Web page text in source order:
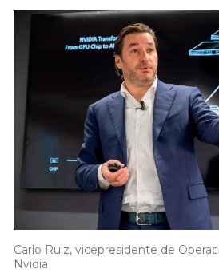
Carlo Ruiz, vicepresidente de
Nvidia